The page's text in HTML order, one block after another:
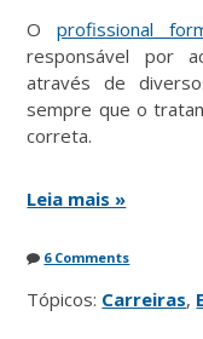
Oprofissional
responsável por
através de
sempre que o
correta.
Leia mais »
6 Comments
Tópicos: Carreiras,